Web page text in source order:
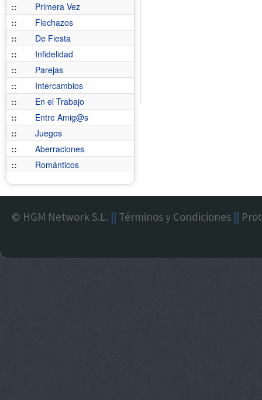
::
Primera Vez
::
Flechazos
::
De Fiesta
::
Infidelidad
::
Parejas
::
Intercambios
::
En el Trabajo
::
Entre Amig@s
::
Juegos
::
Aberraciones
::
Románticos
© HGM Network S.L. || Términos y Condiciones ||